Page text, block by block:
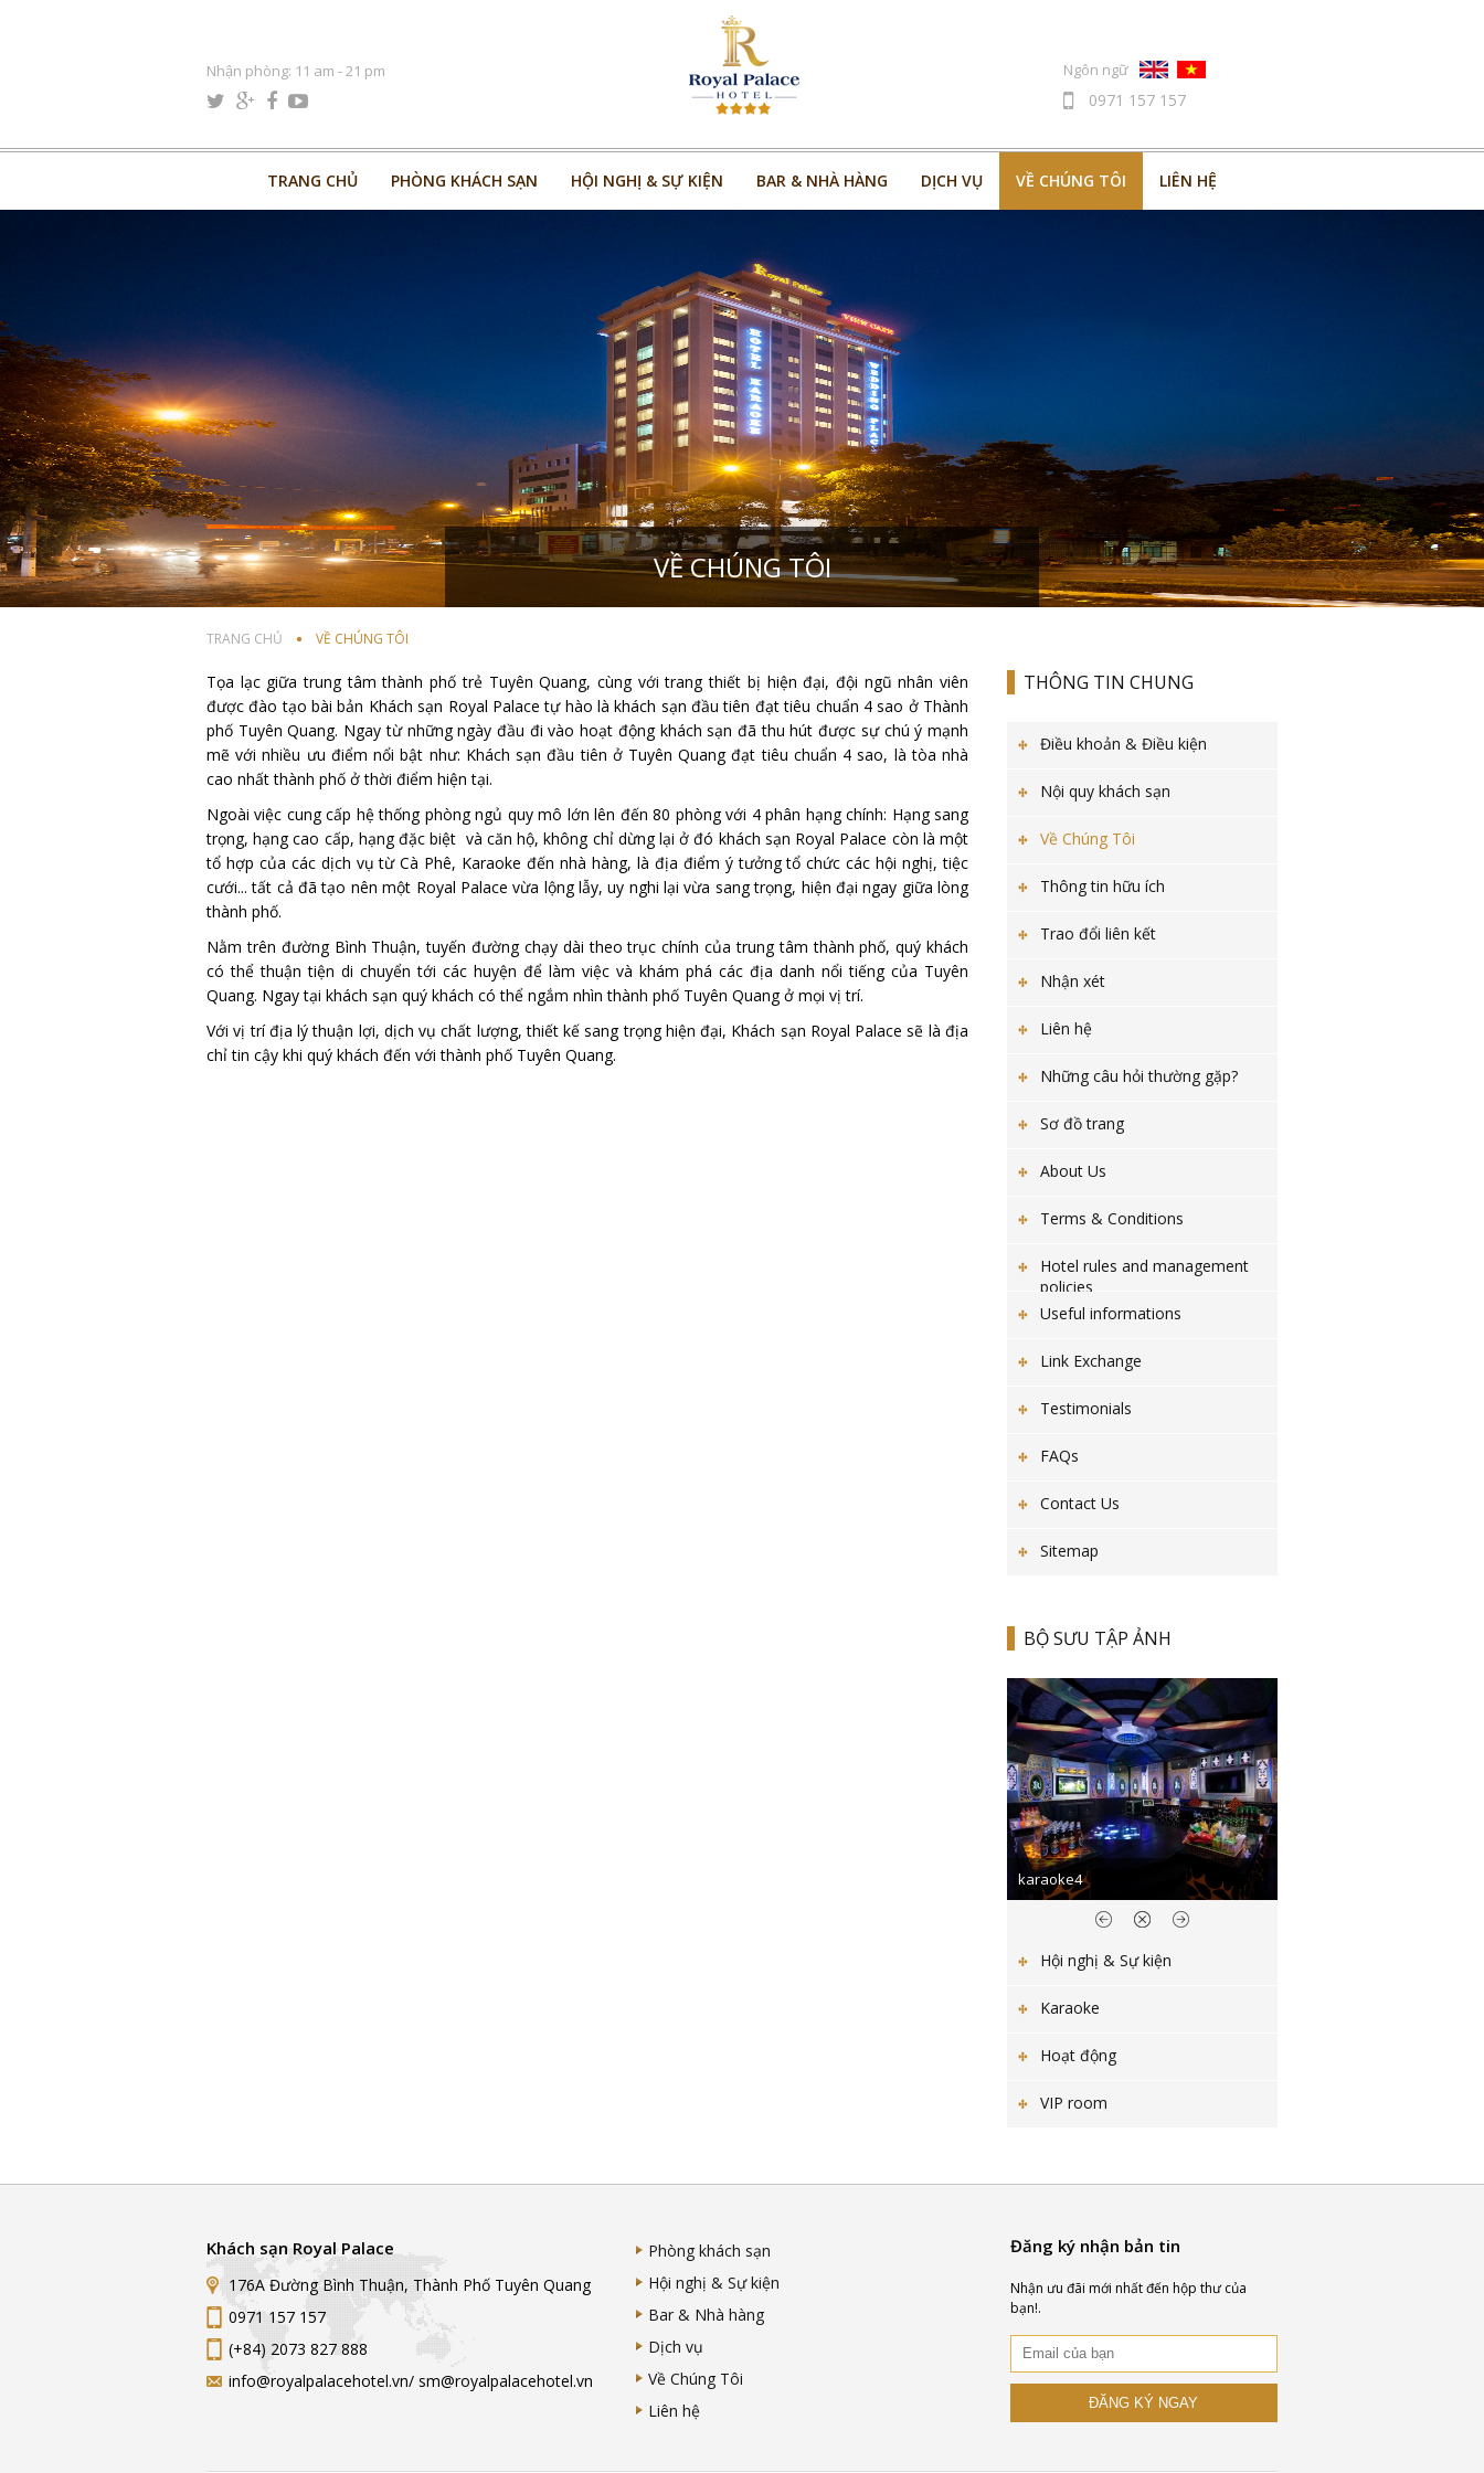
Nhận phòng: 11 am - 21 pm Ngôn ngữ
0971 157 157
TRANG CHỦ PHÒNG KHÁCH SẠN HỘI NGHỊ & SỰ KIỆN BAR & NHÀ HÀNG DỊCH VỤ VỀ CHÚNG TÔI LIÊN HỆ
VỀ CHÚNG TÔI
TRANG CHỦ VỀ CHÚNG TÔI
Tọa lạc giữa trung tâm thành phố trẻ Tuyên Quang, cùng với trang thiết bị hiện đại, đội ngũ nhân viên
được đào tạo bài bản Khách sạn Royal Palace tự hào là khách sạn đầu tiên đạt tiêu chuẩn 4 sao ở Thành
phố Tuyên Quang. Ngay từ những ngày đầu đi vào hoạt động khách sạn đã thu hút được sự chú ý mạnh
mẽ với nhiều ưu điểm nổi bật như: Khách sạn đầu tiên ở Tuyên Quang đạt tiêu chuẩn 4 sao, là tòa nhà
cao nhất thành phố ở thời điểm hiện tại.
Ngoài việc cung cấp hệ thống phòng ngủ quy mô lớn lên đến 80 phòng với 4 phân hạng chính: Hạng sang
trọng, hạng cao cấp, hạng đặc biệt và căn hộ, không chỉ dừng lại ở đó khách sạn Royal Palace còn là một
tổ hợp của các dịch vụ từ Cà Phê, Karaoke đến nhà hàng, là địa điểm ý tưởng tổ chức các hội nghị, tiệc
cưới... tất cả đã tạo nên một Royal Palace vừa lộng lẫy, uy nghi lại vừa sang trọng, hiện đại ngay giữa lòng
thành phố.
Nằm trên đường Bình Thuận, tuyến đường chạy dài theo trục chính của trung tâm thành phố, quý khách
có thể thuận tiện di chuyển tới các huyện để làm việc và khám phá các địa danh nổi tiếng của Tuyên
Quang. Ngay tại khách sạn quý khách có thể ngắm nhìn thành phố Tuyên Quang ở mọi vị trí.
Với vị trí địa lý thuận lợi, dịch vụ chất lượng, thiết kế sang trọng hiện đại, Khách sạn Royal Palace sẽ là địa
chỉ tin cậy khi quý khách đến với thành phố Tuyên Quang.
THÔNG TIN CHUNG
Điều khoản & Điều kiện
Nội quy khách sạn
Về Chúng Tôi
Thông tin hữu ích
Trao đổi liên kết
Nhận xét
Liên hệ
Những câu hỏi thường gặp?
Sơ đồ trang
About Us
Terms & Conditions
Hotel rules and management
policies
Useful informations
Link Exchange
Testimonials
FAQs
Contact Us
Sitemap
BỘ SƯU TẬP ẢNH
karaoke4
Hội nghị & Sự kiện
Karaoke
Hoạt động
VIP room
Khách sạn Royal Palace
176A Đường Bình Thuận, Thành Phố Tuyên Quang
0971 157 157
(+84) 2073 827 888
info@royalpalacehotel.vn/ sm@royalpalacehotel.vn
Phòng khách sạn
Hội nghị & Sự kiện
Bar & Nhà hàng
Dịch vụ
Về Chúng Tôi
Liên hệ
Đăng ký nhận bản tin
Nhận ưu đãi mới nhất đến hộp thư của
bạn!.